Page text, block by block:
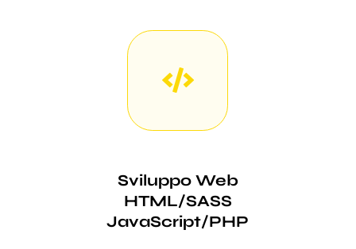
Sviluppo Web
HTML/SASS
JavaScript/PHP